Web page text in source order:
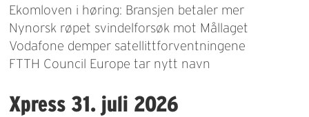
Ekomloven i høring: Bransjen betaler mer
Nynorsk røpet svindelforsøk mot Mållaget
Vodafone demper satellittforventningene
FTTH Council Europe tar nytt navn
Xpress 31. juli 2026